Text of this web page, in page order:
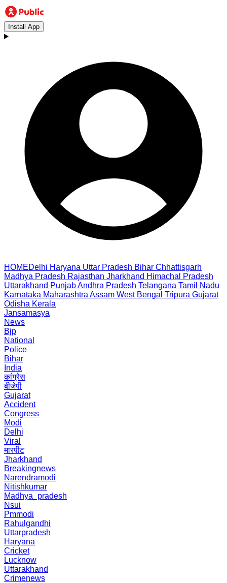
Install App
HOMEDelhi Haryana Uttar Pradesh Bihar Chhattisgarh
Madhya Pradesh Rajasthan Jharkhand Himachal Pradesh
Uttarakhand PunjabAndhra Pradesh Telangana Tamil Nadu
Karnataka Maharashtra Assam West Bengal Tripura Gujarat
Odisha Kerala
Jansamasya
News
Bjp
National
Police
Bihar
India
कांग्रेस
बीजेपी
Gujarat
Accident
Congress
Modi
Delhi
Viral
मारपीट
Jharkhand
Breakingnews
Narendramodi
Nitishkumar
Madhya_pradesh
Nsui
Pmmodi
Rahulgandhi
Uttarpradesh
Haryana
Cricket
Lucknow
Uttarakhand
Crimenews